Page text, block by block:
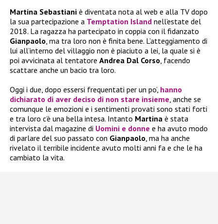
Martina Sebastiani è diventata nota al web e alla TV dopo
la sua partecipazione a Temptation Island nell’estate del
2018. La ragazza ha partecipato in coppia con il fidanzato
Gianpaolo, ma tra loro non è finita bene. L’atteggiamento di
lui all’interno del villaggio non è piaciuto a lei, la quale si è
poi avvicinata al tentatore Andrea Dal Corso, facendo
scattare anche un bacio tra loro.
Oggi i due, dopo essersi frequentati per un po’, hanno
dichiarato di aver deciso di non stare insieme, anche se
comunque le emozioni e i sentimenti provati sono stati forti
e tra loro c’è una bella intesa. Intanto Martina è stata
intervista dal magazine di Uomini e donne e ha avuto modo
di parlare del suo passato con Gianpaolo, ma ha anche
rivelato il terribile incidente avuto molti anni fa e che le ha
cambiato la vita.